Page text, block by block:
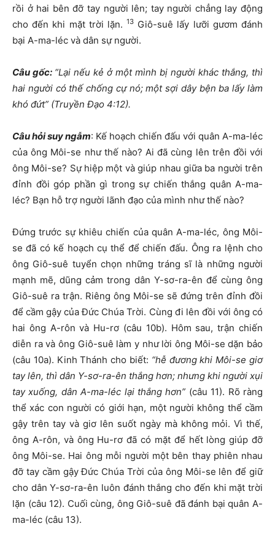
rồi ở hai bên đỡ tay người lên; tay người chẳng lay động
cho đến khi mặt trời lặn.13 Giô-suê lấy lưỡi gươm đánh
bại A-ma-léc và dân sự người.
Câu gốc: “Lại nếu kẻ ở một mình bị người khác thắng, thì
hai người có thế chống cự nó; một sợi dây bện ba lấy làm
khó đứt” (Truyền Đạo 4:12).
Câu hỏi suy ngẫm: Kế hoạch chiến đấu với quân A-ma-léc
của ông Môi-se như thế nào? Ai đã cùng lên trên đồi với
ông Môi-se? Sự hiệp một và giúp nhau giữa ba người trên
đỉnh đồi góp phần gì trong sự chiến thắng quân A-ma-
léc? Bạn hỗ trợ người lãnh đạo của mình như thế nào?
Đứng trước sự khiêu chiến của quân A-ma-léc, ông Môi-
se đã có kế hoạch cụ thể để chiến đấu. Ông ra lệnh cho
ông Giô-suê tuyển chọn những tráng sĩ là những người
mạnh mẽ, dũng cảm trong dân Y-sơ-ra-ên để cùng ông
Giô-suê ra trận. Riêng ông Môi-se sẽ đứng trên đỉnh đồi
để cầm gậy của Đức Chúa Trời. Cùng đi lên đồi với ông có
hai ông A-rôn và Hu-rơ (câu 10b). Hôm sau, trận chiến
diễn ra và ông Giô-suê làm y như lời ông Môi-se dặn bảo
(câu 10a). Kinh Thánh cho biết: “hễ đương khi Môi-se giơ
tay lên, thì dân Y-sơ-ra-ên thắng hơn; nhưng khi người xụi
tay xuống, dân A-ma-léc lại thắng hơn” (câu 11). Rõ ràng
thể xác con người có giới hạn, một người không thể cầm
gậy trên tay và giơ lên suốt ngày mà không mỏi. Vì thế,
ông A-rôn, và ông Hu-rơ đã có mặt để hết lòng giúp đỡ
ông Môi-se. Hai ông mỗi người một bên thay phiên nhau
đỡ tay cầm gậy Đức Chúa Trời của ông Môi-se lên để giữ
cho dân Y-sơ-ra-ên luôn đánh thắng cho đến khi mặt trời
lặn (câu 12). Cuối cùng, ông Giô-suê đã đánh bại quân A-
ma-léc (câu 13).